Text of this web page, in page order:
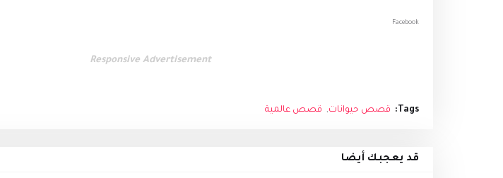
Facebook
Responsive Advertisement
Tags: قصص حيوانات قصص عالمية
قد يعجبك أيضا